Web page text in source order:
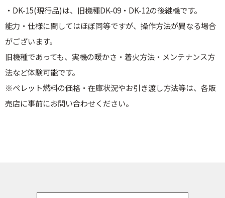
・DK-15(現行品)は、旧機種DK-09・DK-12の後継機です。
能力・仕様に関してはほぼ同等ですが、操作方法が異なる場合
がございます。
旧機種であっても、実機の暖かさ・着火方法・メンテナンス方
法など体験可能です。
※ペレット燃料の価格・在庫状況やお引き渡し方法等は、各販
売店に事前にお問い合わせください。